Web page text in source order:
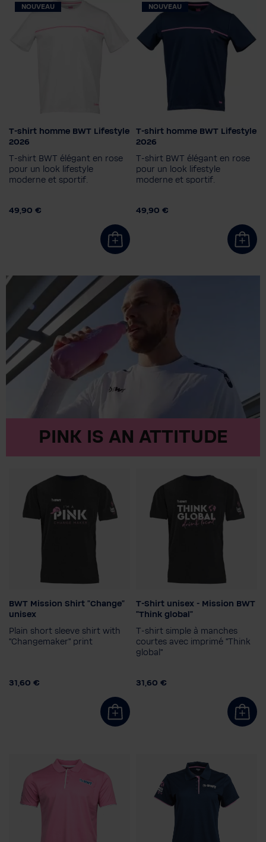
NOUVEAU
Taille homme
S
M
3XL
T-shirt homme BWT Lifestyle
2026
T-shirt BWT élégant en rose
pour un look lifestyle
moderne et sportif.
49,90 €
NOUVEAU
Taille homme
S
M
3XL
T-shirt homme BWT Lifestyle
2026
T-shirt BWT élégant en rose
pour un look lifestyle
moderne et sportif.
49,90 €
PINK IS AN ATTITUDE
Taille
XXS
BWT Mission Shirt "Change"
unisex
Plain short sleeve shirt with
"Changemaker" print
31,60 €
Taille
XXS
XS S
T-Shirt unisex - Mission BWT
"Think global"
T-shirt simple à manches
courtes avec imprimé "Think
global"
31,60 €